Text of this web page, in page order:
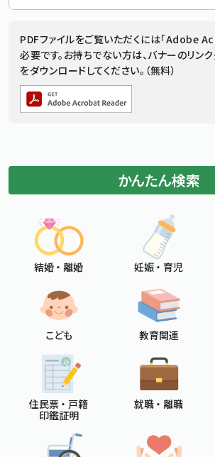
追加情報：PDFファイル
PDFファイルをご覧いただくには「Adobe
必要です。お持ちでない方は、バナーのリン
をダウンロードしてください。（無料）
かんたん検索
結婚 ・ 離婚 妊娠 ・ 育児
こども 教育関連
住民票 ・ 戸籍
印鑑証明
就職 ・ 離職